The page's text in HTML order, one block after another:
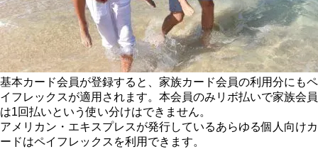
基本カード会員が登録すると、家族カード会員の利用分にもペ
イフレックスが適用されます。本会員のみリボ払いで家族会員
は1回払いという使い分けはできません。
アメリカン・エキスプレスが発行しているあらゆる個人向けカ
ードはペイフレックスを利用できます。